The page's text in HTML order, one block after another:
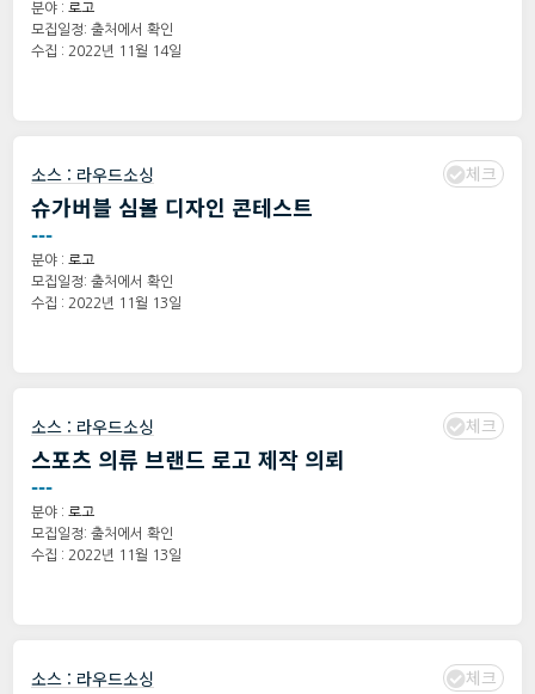
분야 : 로고
모집일정: 출처에서 확인
수집 : 2022년 11월 14일
소스 : 라우드소싱 체크
슈가버블 심볼 디자인 콘테스트
---
분야 : 로고
모집일정: 출처에서 확인
수집 : 2022년 11월 13일
소스 : 라우드소싱 체크
스포츠 의류 브랜드 로고 제작 의뢰
---
분야 : 로고
모집일정: 출처에서 확인
수집 : 2022년 11월 13일
소스 : 라우드소싱 체크